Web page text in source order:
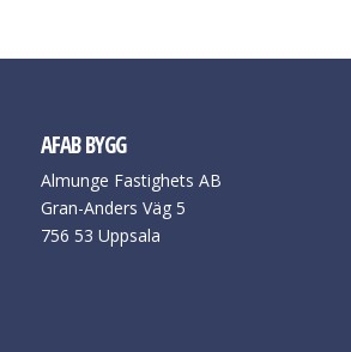
AFAB BYGG
Almunge Fastighets AB
Gran-Anders Väg 5
756 53 Uppsala